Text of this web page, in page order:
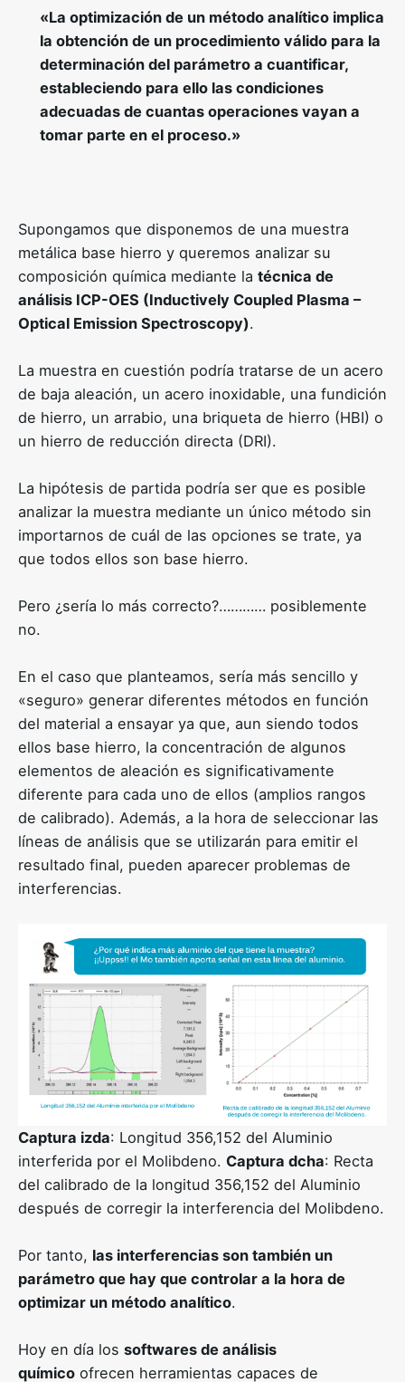
«La optimización de un método analítico implica
la obtención de un procedimiento válido para la
determinación del parámetro a cuantificar,
estableciendo para ello las condiciones
adecuadas de cuantas operaciones vayan a
tomar parte en el proceso.»
Supongamos que disponemos de una muestra
metálica base hierro y queremos analizar su
composición química mediante la técnica de
análisis ICP-OES (Inductively Coupled Plasma –
Optical Emission Spectroscopy).
La muestra en cuestión podría tratarse de un acero
de baja aleación, un acero inoxidable, una fundición
de hierro, un arrabio, una briqueta de hierro (HBI) o
un hierro de reducción directa (DRI).
La hipótesis de partida podría ser que es posible
analizar la muestra mediante un único método sin
importarnos de cuál de las opciones se trate, ya
que todos ellos son base hierro.
Pero ¿sería lo más correcto?………… posiblemente
no.
En el caso que planteamos, sería más sencillo y
«seguro» generar diferentes métodos en función
del material a ensayar ya que, aun siendo todos
ellos base hierro, la concentración de algunos
elementos de aleación es significativamente
diferente para cada uno de ellos (amplios rangos
de calibrado). Además, a la hora de seleccionar las
líneas de análisis que se utilizarán para emitir el
resultado final, pueden aparecer problemas de
interferencias.
Captura izda: Longitud 356,152 del Aluminio
interferida por el Molibdeno. Captura dcha: Recta
del calibrado de la longitud 356,152 del Aluminio
después de corregir la interferencia del Molibdeno.
Por tanto, las interferencias son también un
parámetro que hay que controlar a la hora de
optimizar un método analítico.
Hoy en día los softwares de análisis
químico ofrecen herramientas capaces de